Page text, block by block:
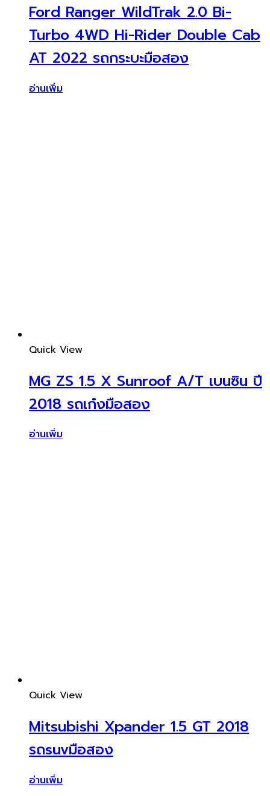
Ford Ranger WildTrak 2.0 Bi-
Turbo 4WD Hi-Rider Double Cab
AT 2022 รถกระบะมือสอง
อ่านเพิ่ม
Quick View
MG ZS 1.5 X Sunroof A/T เบนซิน ปี
2018 รถเก๋งมือสอง
อ่านเพิ่ม
Quick View
Mitsubishi Xpander 1.5 GT 2018
รถsuvมือสอง
อ่านเพิ่ม